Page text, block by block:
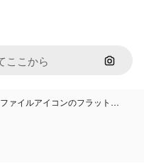
画像で
ァイルアイコンのフラット…